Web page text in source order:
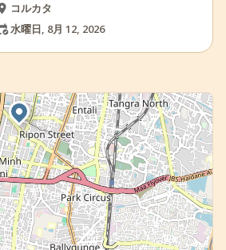
コルカタ
水曜日, 8月 12, 2026